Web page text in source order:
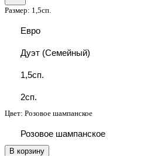
Размер: 1,5сп.
Евро
Дуэт (Семейный)
1,5сп.
2сп.
Цвет: Розовое шампанское
Розовое шампанское
В корзину